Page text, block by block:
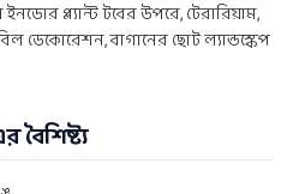
প্ল্যান্ট টবের উপরে, টেরারিয়াম,
ডেকোরেশন, বাগানের ছোট ল্যান্ডস্কেপ
বৈশিষ্ট্য